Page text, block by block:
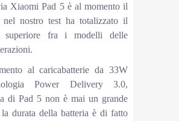
Xiaomi Pad 5 è al momento il
nel nostro test ha totalizzato il
superiore fra i modelli delle
al caricabatterie da 33W
Power Delivery 3.0,
di Pad 5 non è mai un grande
durata della batteria è di fatto